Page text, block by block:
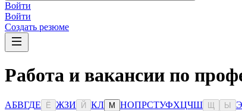
Войти
Войти
Создать резюме
Работа и вакансии по
АБВГДЕ Ё ЖЗИ Й КЛ М НОПРСТУФХЦЧШ Ы Э